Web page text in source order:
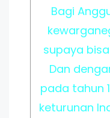
Bagi
supaya
Dan
pada tahun
keturunan